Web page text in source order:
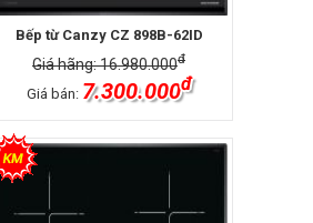
Bếp từ Canzy CZ 898B-62ID
Giá hãng: 16.980.000đ
Giá bán: 7.300.000đ